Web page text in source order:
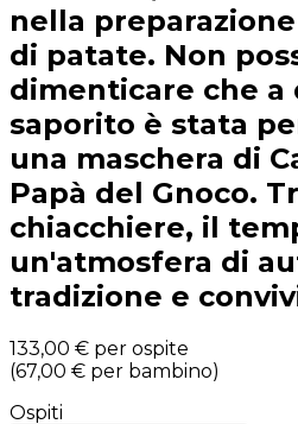
nella
di patate. Non
dimenticare che
saporito è stata
una maschera di
Papà del Gnoco.
chiacchiere, il
un'atmosfera di
tradizione e
133,00 € per ospite
(67,00 € per bambino)
Ospiti